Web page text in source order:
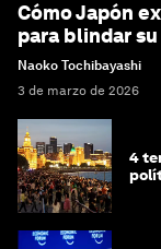
Cómo Japón
para blindar
Naoko Tochibayashi
3 de marzo de 2026
4